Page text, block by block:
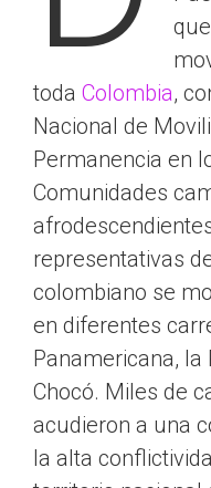
toda Colombia,
Nacional de
Permanencia en
Comunidades
representativas
colombiano se
en diferentes
Panamericana, la
Chocó. Miles de
acudieron a una
la alta